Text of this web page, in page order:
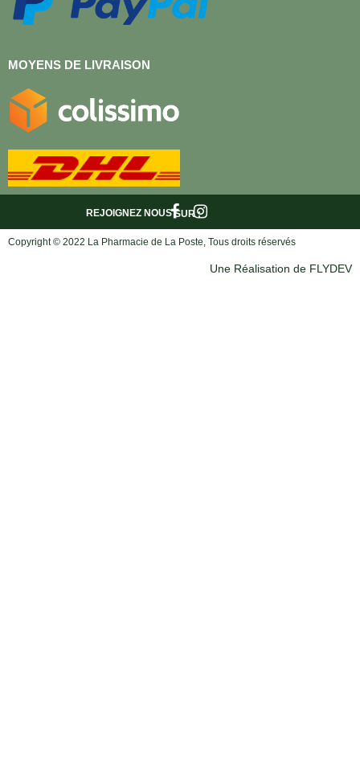
MOYENS DE LIVRAISON
SUR :
REJOIGNEZ NOUS
Copyright © 2022 La Pharmacie de La Poste, Tous droits réservés
Une Réalisation de FLYDEV